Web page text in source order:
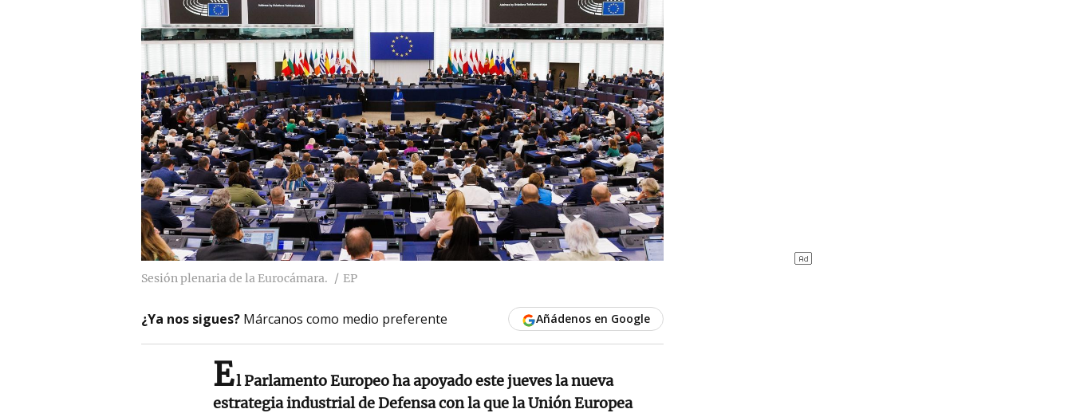
Sesión plenaria de la Eurocámara. EP
¿Ya nos sigues? Márcanos como medio preferente Añádenos en Google
El Parlamento Europeo ha apoyado este jueves la nueva
estrategia industrial de Defensa con la que la Unión Europea